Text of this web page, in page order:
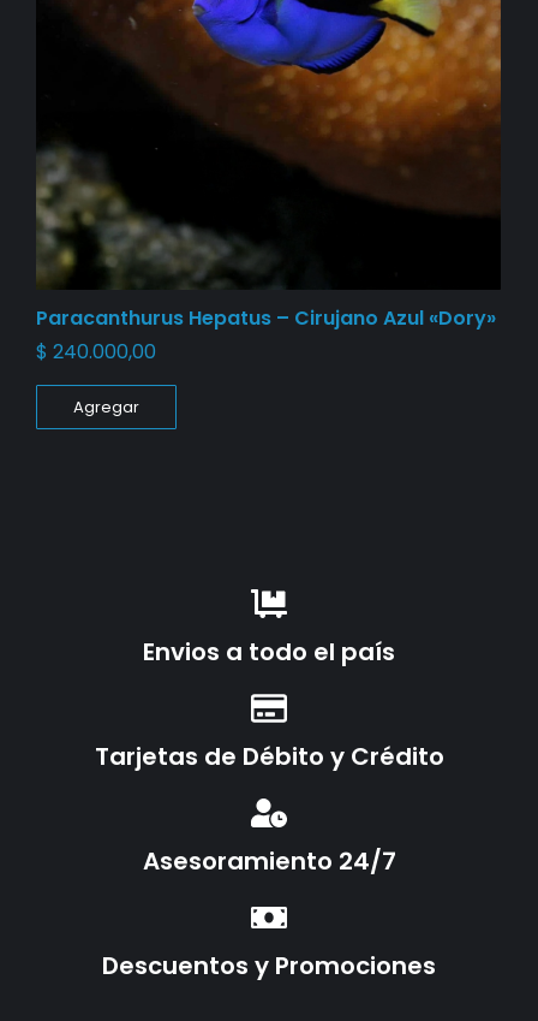
Paracanthurus Hepatus – Cirujano Azul «Dory»
$ 240.000,00
Agregar
Envios a todo el país
Tarjetas de Débito y Crédito
Asesoramiento 24/7
Descuentos y Promociones